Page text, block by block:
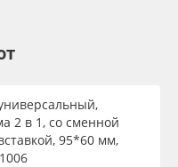
2 в 1, со сменной
95*60 мм,